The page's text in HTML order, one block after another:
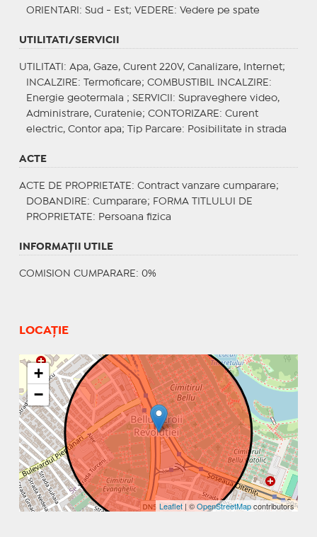
ORIENTARI : Sud - Est; VEDERE : Vedere pe spate
UTILITATI/SERVICII
UTILITATI : Apa, Gaze, Curent 220V, Canalizare, Internet;
INCALZIRE : Termoficare; COMBUSTIBIL INCALZIRE :
Energie geotermala ; SERVICII : Supraveghere video,
Administrare, Curatenie; CONTORIZARE : Curent
electric, Contor apa;
Tip Parcare: Posibilitate in strada
ACTE
ACTE DE PROPRIETATE : Contract vanzare cumparare;
DOBANDIRE : Cumparare; FORMA TITLULUI DE
PROPRIETATE : Persoana fizica
INFORMAŢII UTILE
COMISION CUMPARARE: 0%
LOCAȚIE
+
−
Leaflet | ©OpenStreetMapcontributors